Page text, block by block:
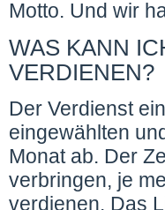
Motto. Und wir
WAS KANN
VERDIENEN?
Der Verdienst
eingewählten
Monat ab. Der
verbringen, je
verdienen. Das